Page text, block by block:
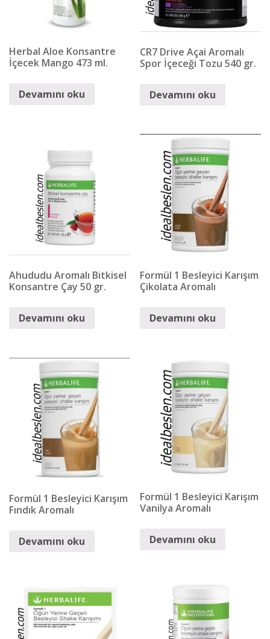
Herbal Aloe Konsantre
İçecek Mango 473 ml.
Devamını oku
CR7 Drive Açai Aromalı
Spor İçeceği Tozu 540 gr.
Devamını oku
Ahududu Aromalı Bitkisel
Konsantre Çay 50 gr.
Devamını oku
Formül 1 Besleyici Karışım
Çikolata Aromalı
Devamını oku
Formül 1 Besleyici Karışım
Fındık Aromalı
Devamını oku
Formül 1 Besleyici Karışım
Vanilya Aromalı
Devamını oku